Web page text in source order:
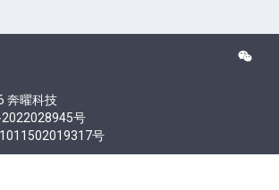
奔曜科技
2022028945号
号